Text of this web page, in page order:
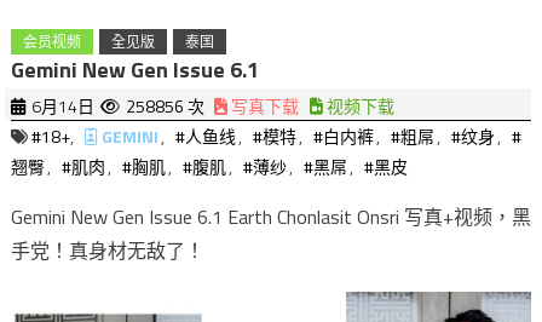
会员视频 全见版 泰国
Gemini New Gen Issue 6.1
6月14日 258856 次 写真下载
视频下载
#18+, GEMINI, #人鱼线, #模特, #白内裤, #粗屌, #纹身, #
翘臀, #肌肉, #胸肌, #腹肌, #薄纱, #黑屌, #黑皮
Gemini New Gen Issue 6.1 Earth Chonlasit Onsri 写真+视频，黑
手党！真身材无敌了！